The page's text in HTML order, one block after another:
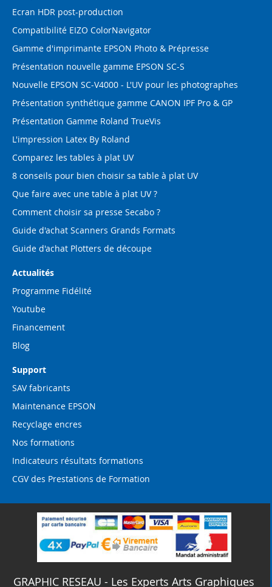
Ecran HDR post-production
Compatibilité EIZO ColorNavigator
Gamme d'imprimante EPSON Photo & Prépresse
Présentation nouvelle gamme EPSON SC-S
Nouvelle EPSON SC-V4000 - L'UV pour les photographes
Présentation synthétique gamme CANON IPF Pro & GP
Présentation Gamme Roland TrueVis
L'impression Latex By Roland
Comparez les tables à plat UV
8 conseils pour bien choisir sa table à plat UV
Que faire avec une table à plat UV ?
Comment choisir sa presse Secabo ?
Guide d'achat Scanners Grands Formats
Guide d'achat Plotters de découpe
Actualités
Programme Fidélité
Youtube
Financement
Blog
Support
SAV fabricants
Maintenance EPSON
Recyclage encres
Nos formations
Indicateurs résultats formations
CGV des Prestations de Formation
GRAPHIC RESEAU - Les Experts Arts Graphiques